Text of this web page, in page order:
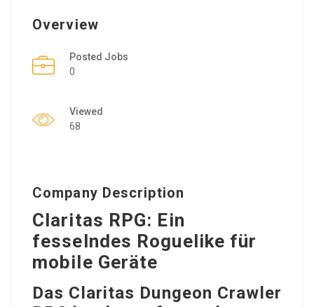
Overview
Posted Jobs
0
Viewed
68
Company Description
Claritas RPG: Ein
fesselndes Roguelike für
mobile Geräte
Das Claritas Dungeon Crawler